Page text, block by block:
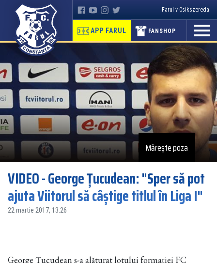
Farul v Csikszereda
APP FARUL FANSHOP
Mărește poza
VIDEO - George Țucudean: "Sper să pot
ajuta Viitorul să câștige titlul în Liga I"
22 martie 2017, 13:26
George Țucudean s-a alăturat lotului formației FC